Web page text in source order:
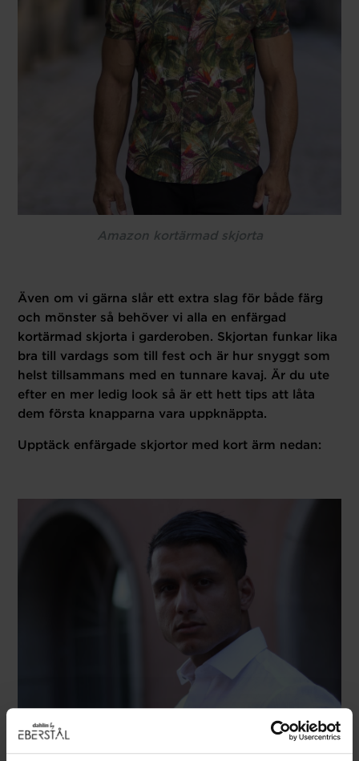
Amazon kortärmad skjorta
Även om vi gärna slår ett extra slag för både färg
och mönster så behöver vi alla en enfärgad
kortärmad skjorta i garderoben. Skjortan funkar lika
bra till vardags som till fest och är hur snyggt som
helst tillsammans med en tunnare kavaj. Är du ute
efter en mer ledig look så är ett hett tips att låta
dem första knapparna vara uppknäppta.
Upptäck enfärgade skjortor med kort ärm nedan: